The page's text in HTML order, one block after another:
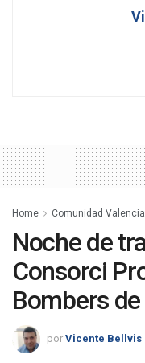
Home Comunidad
Noche de
Consorci
Bombers
por Vicente Bellvis